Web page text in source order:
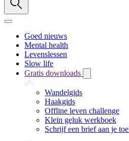
Goed nieuws
Mental health
Levenslessen
Slow life
Gratis downloads
Wandelgids
Haakgids
Offline leven challenge
Klein geluk werkboek
Schrijf een brief aan je